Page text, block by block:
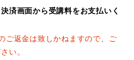
済画面から受講料をお支払いく
ご返金は致しかねますので、ご
い。